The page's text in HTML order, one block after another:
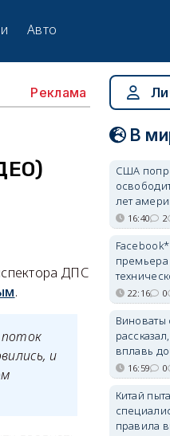
Авто
Реклама
ДПС
.
поток
и
В
США
лет
16:40 2
22:16 0
Виноваты
вплавь
16:59 0
Китай
правила